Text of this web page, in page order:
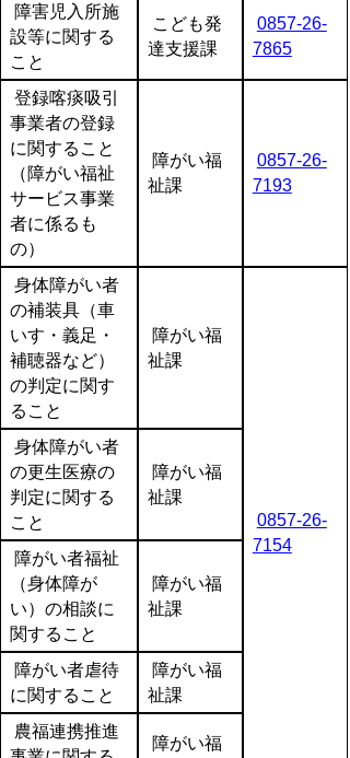
障害児入所施
設等に関する
こと
こども発
達支援課
0857-26-
7865
登録喀痰吸引
事業者の登録
に関すること
（障がい福祉
サービス事業
者に係るも
の）
障がい福
祉課
0857-26-
7193
身体障がい者
の補装具（車
いす・義足・
補聴器など）
の判定に関す
ること
障がい福
祉課
0857-26-
7154
身体障がい者
の更生医療の
判定に関する
こと
障がい福
祉課
障がい者福祉
（身体障が
い）の相談に
関すること
障がい福
祉課
障がい者虐待
に関すること
障がい福
祉課
農福連携推進
障がい福